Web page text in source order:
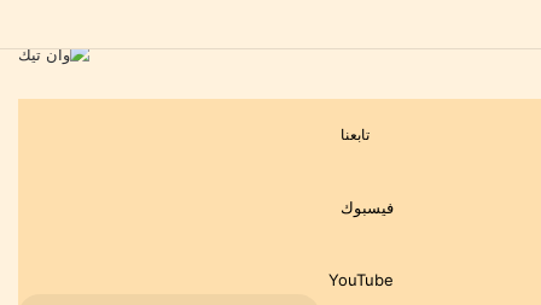
تابعنا
فيسبوك
‫YouTube